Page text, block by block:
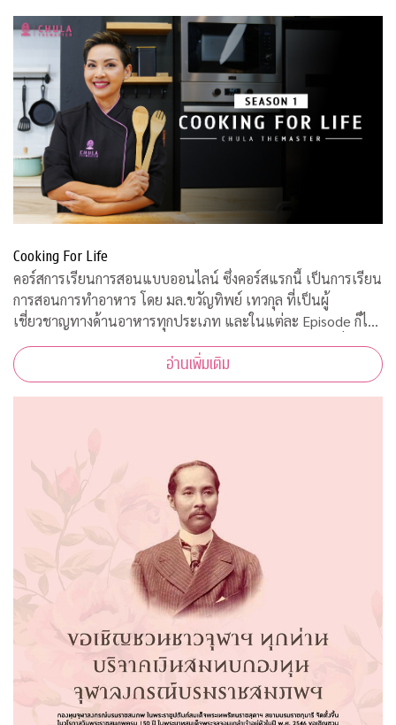
Cooking For Life
คอร์สการเรียนการสอนแบบออนไลน์ ซึ่งคอร์สแรกนี้ เป็นการเรียน
การสอนการทำอาหาร โดย มล.ขวัญทิพย์ เทวกุล ที่เป็นผู้
เชี่ยวชาญทางด้านอาหารทุกประเภท และในแต่ละ Episode ก็ได้
รับความร่วมมือจากคณาจารย์ ผู้ทรงคุณวุฒิ จากคณะต่างๆ ที่มาให้
ความรู้ ตามหลักวิชาการอีกด้วยอ่านเพิ่มเติม